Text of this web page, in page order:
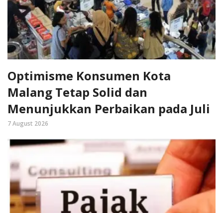
Optimisme Konsumen Kota
Malang Tetap Solid dan
Menunjukkan Perbaikan pada Juli
7 August 2026